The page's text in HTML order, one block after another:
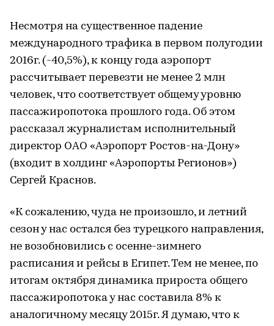
Несмотря на существенное падение
международного трафика в первом полугодии
2016г. (-40,5%), к концу года аэропорт
рассчитывает перевезти не менее 2 млн
человек, что соответствует общему уровню
пассажиропотока прошлого года. Об этом
рассказал журналистам исполнительный
директор ОАО «Аэропорт Ростов-на-Дону»
(входит в холдинг «Аэропорты Регионов»)
Сергей Краснов.
«К сожалению, чуда не произошло, и летний
сезон у нас остался без турецкого направления,
не возобновились с осенне-зимнего
расписания и рейсы в Египет. Тем не менее, по
итогам октября динамика прироста общего
пассажиропотока у нас составила 8% к
аналогичному месяцу 2015г. Я думаю, что к